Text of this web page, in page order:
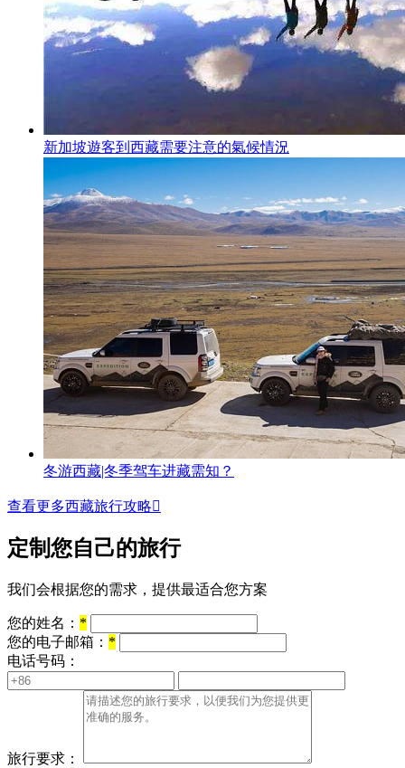
新加坡遊客到西藏需要注意的氣候情況
冬游西藏|冬季驾车进藏需知？
查看更多西藏旅行攻略
定制您自己的旅行
我们会根据您的需求，提供最适合您方案
您的姓名： *
您的电子邮箱： *
电话号码：
旅行要求：